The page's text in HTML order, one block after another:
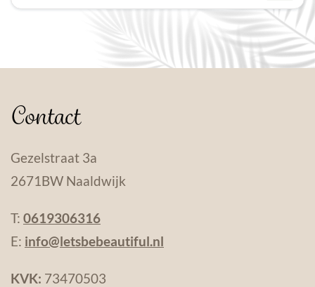
Contact
Gezelstraat 3a
2671BW Naaldwijk
T: 0619306316
E: info@letsbebeautiful.nl
KVK: 73470503